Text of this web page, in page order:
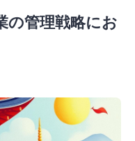
の管理戦略にお